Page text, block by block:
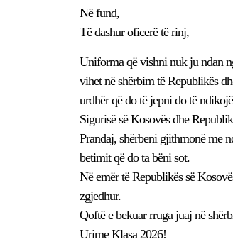
Në fund,
Të dashur oficerë të rinj,
Uniforma që vishni nuk ju ndan
vihet në shërbim të Republikës
urdhër që do të jepni do të
Sigurisë së Kosovës dhe
Prandaj, shërbeni gjithmonë me
betimit që do ta bëni sot.
Në emër të Republikës së
zgjedhur.
Qoftë e bekuar rruga juaj në
Urime Klasa 2026!